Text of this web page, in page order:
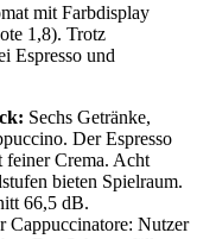
mit Farbdisplay
1,8). Trotz
Espresso und
Sechs Getränke,
Der Espresso
Crema. Acht
bieten Spielraum.
66,5 dB.
Cappuccinatore: Nutzer